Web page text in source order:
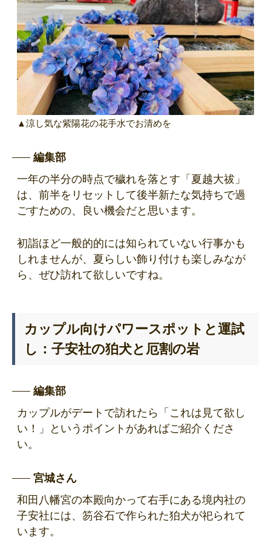
▲涼し気な紫陽花の花手水でお清めを
編集部
一年の半分の時点で穢れを落とす「夏越大祓」
は、前半をリセットして後半新たな気持ちで過
ごすための、良い機会だと思います。
初詣ほど一般的的には知られていない行事かも
しれませんが、夏らしい飾り付けも楽しみなが
ら、ぜひ訪れて欲しいですね。
カップル向けパワースポットと運試
し：子安社の狛犬と厄割の岩
編集部
カップルがデートで訪れたら「これは見て欲し
い！」というポイントがあればご紹介くださ
い。
宮城さん
和田八幡宮の本殿向かって右手にある境内社の
子安社には、笏谷石で作られた狛犬が祀られて
います。